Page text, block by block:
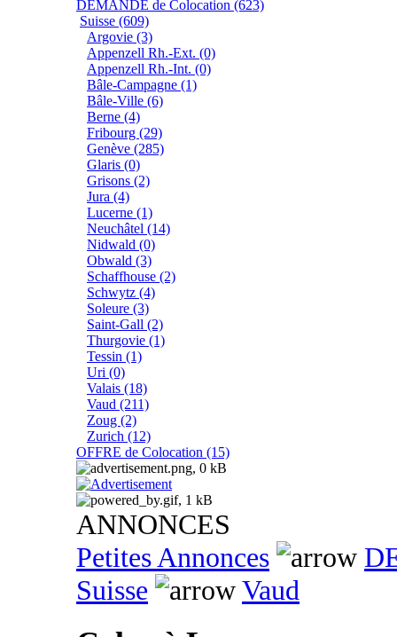
DEMANDE de Colocation (623)
Suisse (609)
Argovie (3)
Appenzell Rh.-Ext. (0)
Appenzell Rh.-Int. (0)
Bâle-Campagne (1)
Bâle-Ville (6)
Berne (4)
Fribourg (29)
Genève (285)
Glaris (0)
Grisons (2)
Jura (4)
Lucerne (1)
Neuchâtel (14)
Nidwald (0)
Obwald (3)
Schaffhouse (2)
Schwytz (4)
Soleure (3)
Saint-Gall (2)
Thurgovie (1)
Tessin (1)
Uri (0)
Valais (18)
Vaud (211)
Zoug (2)
Zurich (12)
OFFRE de Colocation (15)
ANNONCES
Petites Annonces
Suisse
Vaud